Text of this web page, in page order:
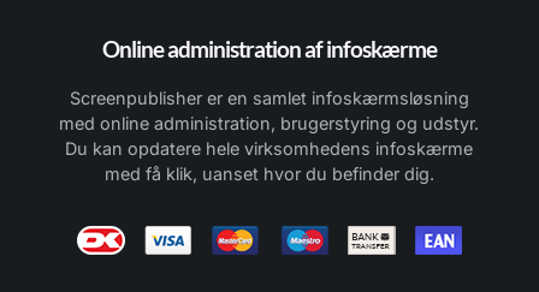
Online administration af infoskærme
Screenpublisher er en samlet infoskærmsløsning
med online administration, brugerstyring og udstyr.
Du kan opdatere hele virksomhedens infoskærme
med få klik, uanset hvor du befinder dig.